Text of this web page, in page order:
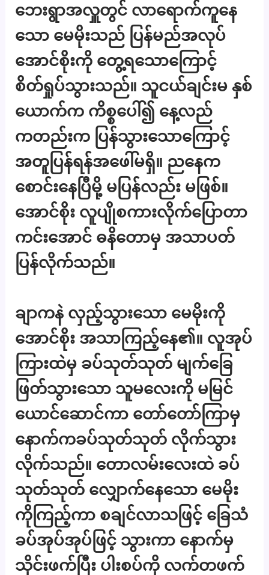
ဘေးရွာအလှူတွင် လာရောက်ကူနေ
သော မေမိုးသည် ပြန်မည်အလုပ်
အောင်စိုးကို တွေ့ရသောကြောင့်
စိတ်ရှုပ်သွားသည်။ သူငယ်ချင်းမ နှစ်
ယောက်က ကိစ္စပေါ်၍ နေ့လည်
ကတည်းက ပြန်သွားသောကြောင့်
အတူပြန်ရန်အဖေါ်မရှိ။ ညနေက
စောင်းနေပြီမို့ မပြန်လည်း မဖြစ်။
အောင်စိုး လူပျိုစကားလိုက်ပြောတာ
ကင်းအောင် ဓနိတောမှ အသာပတ်
ပြန်လိုက်သည်။
ချာကနဲ လှည့်သွားသော မေမိုးကို
အောင်စိုး အသာကြည့်နေ၏။ လူအုပ်
ကြားထဲမှ ခပ်သုတ်သုတ် မျက်ခြေ
ဖြတ်သွားသော သူမလေးကို မမြင်
ယောင်ဆောင်ကာ တော်တော်ကြာမှ
နောက်ကခပ်သုတ်သုတ် လိုက်သွား
လိုက်သည်။ တောလမ်းလေးထဲ ခပ်
သုတ်သုတ် လျှောက်နေသော မေမိုး
ကိုကြည့်ကာ စချင်လာသဖြင့် ခြေသံ
ခပ်အုပ်အုပ်ဖြင့် သွားကာ နောက်မှ
သိုင်းဖက်ပြီး ပါးစပ်ကို လက်တဖက်